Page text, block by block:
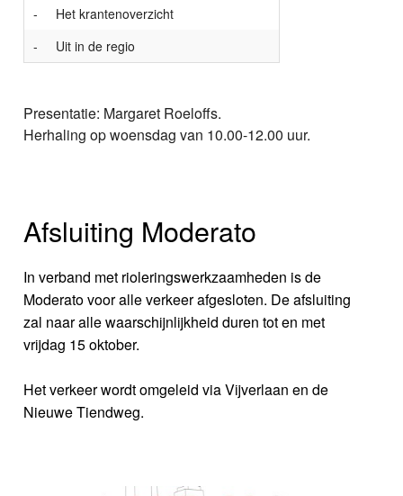
-
Het krantenoverzicht
-
Uit in de regio
Presentatie: Margaret Roeloffs.
Herhaling op woensdag van 10.00-12.00 uur.
Afsluiting Moderato
In verband met rioleringswerkzaamheden is de
Moderato voor alle verkeer afgesloten. De afsluiting
zal naar alle waarschijnlijkheid duren tot en met
vrijdag 15 oktober.
Het verkeer wordt omgeleid via Vijverlaan en de
Nieuwe Tiendweg.